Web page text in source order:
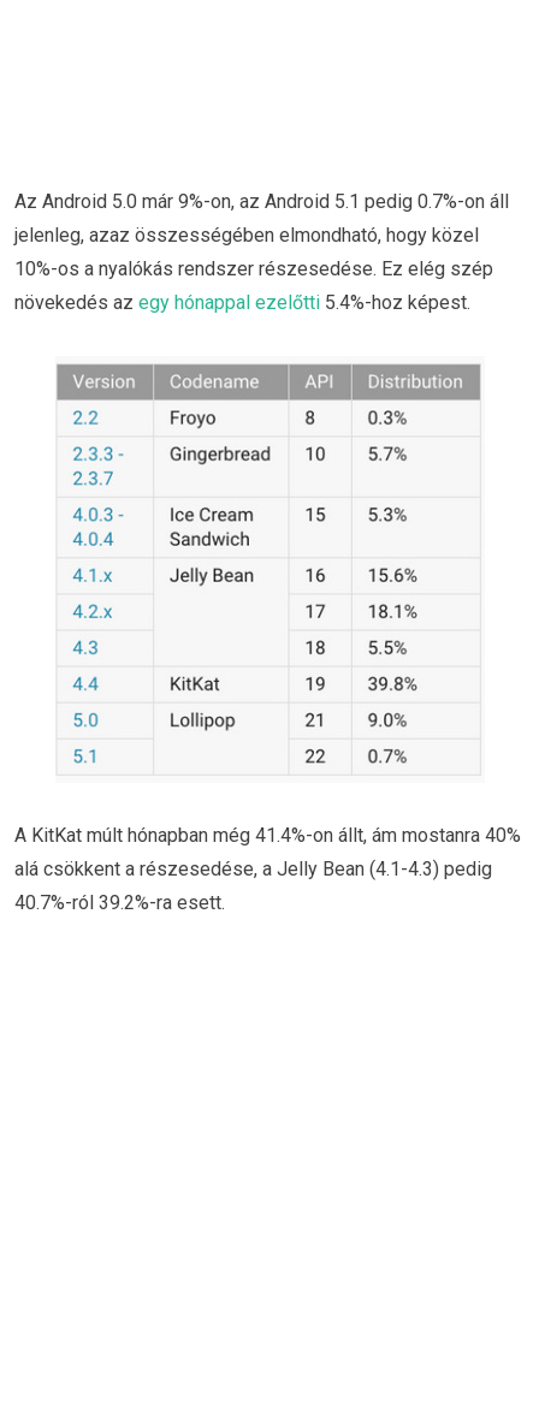
Az Android 5.0 már 9%-on, az Android 5.1 pedig 0.7%-on áll
jelenleg, azaz összességében elmondható, hogy közel
10%-os a nyalókás rendszer részesedése. Ez elég szép
növekedés az egy hónappal ezelőtti 5.4%-hoz képest.
A KitKat múlt hónapban még 41.4%-on állt, ám mostanra 40%
alá csökkent a részesedése, a Jelly Bean (4.1-4.3) pedig
40.7%-ról 39.2%-ra esett.